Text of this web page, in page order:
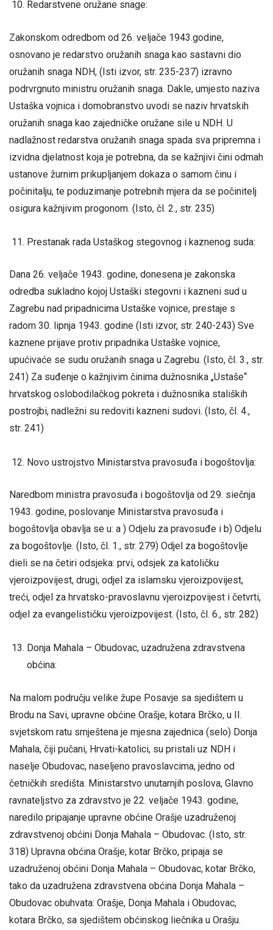
Redarstvene oružane snage:
Zakonskom odredbom od 26. veljače 1943.godine,
osnovano je redarstvo oružanih snaga kao sastavni dio
oružanih snaga NDH, (Isti izvor, str. 235-237) izravno
podrvrgnuto ministru oružanih snaga. Dakle, umjesto naziva
Ustaška vojnica i domobranstvo uvodi se naziv hrvatskih
oružanih snaga kao zajedničke oružane sile u NDH. U
nadlažnost redarstva oružanih snaga spada sva pripremna i
izvidna djelatnost koja je potrebna, da se kažnjivi čini odmah
ustanove žurnim prikupljanjem dokaza o samom činu i
počinitalju, te poduzimanje potrebnih mjera da se počinitelj
osigura kažnjivim progonom. (Isto, čl. 2., str. 235)
Prestanak rada Ustaškog stegovnog i kaznenog suda:
Dana 26. veljače 1943. godine, donesena je zakonska
odredba sukladno kojoj Ustaški stegovni i kazneni sud u
Zagrebu nad pripadnicima Ustaške vojnice, prestaje s
radom 30. lipnja 1943. godine (Isti izvor, str. 240-243) Sve
kaznene prijave protiv pripadnika Ustaške vojnice,
upućivaće se sudu oružanih snaga u Zagrebu. (Isto, čl. 3., str.
241) Za suđenje o kažnjivim činima dužnosnika „Ustaše“
hrvatskog oslobodilačkog pokreta i dužnosnika staliških
postrojbi, nadležni su redoviti kazneni sudovi. (Isto, čl. 4.,
str. 241)
Novo ustrojstvo Ministarstva pravosuđa i bogoštovlja:
Naredbom ministra pravosuđa i bogoštovlja od 29. siečnja
1943. godine, poslovanje Ministarstva pravosuđa i
bogoštovlja obavlja se u: a ) Odjelu za pravosuđe i b) Odjelu
za bogoštovlje. (Isto, čl. 1., str. 279) Odjel za bogoštovlje
dieli se na četiri odsjeka: prvi, odsjek za katoličku
vjeroizpovijest, drugi, odjel za islamsku vjeroizpovijest,
treći, odjel za hrvatsko-pravoslavnu vjeroizpovijest i četvrti,
odjel za evangelističku vjeroizpovijest. (Isto, čl. 6., str. 282)
Donja Mahala – Obudovac, uzadružena zdravstvena
obćina:
Na malom području velike župe Posavje sa sjedištem u
Brodu na Savi, upravne obćine Orašje, kotara Brčko, u II.
svjetskom ratu smještena je mjesna zajednica (selo) Donja
Mahala, čiji pučani, Hrvati-katolici, su pristali uz NDH i
naselje Obudovac, naseljeno pravoslavcima, jedno od
četničkih središta. Ministarstvo unutarnjih poslova, Glavno
ravnateljstvo za zdravstvo je 22. veljače 1943. godine,
naredilo pripajanje upravne obćine Orašje uzadruženoj
zdravstvenoj obćini Donja Mahala – Obudovac. (Isto, str.
318) Upravna obćina Orašje, kotar Brčko, pripaja se
uzadruženoj obćini Donja Mahala – Obudovac, kotar Brčko,
tako da uzadružena zdravstvena obćina Donja Mahala –
Obudovac obuhvata: Orašje, Donja Mahala i Obudovac,
kotara Brčko, sa sjedištem obćinskog liečnika u Orašju.